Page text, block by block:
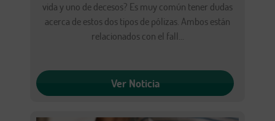
vida y uno de decesos? Es muy común tener dudas
acerca de estos dos tipos de pólizas. Ambos están
relacionados con el fall...
Ver Noticia